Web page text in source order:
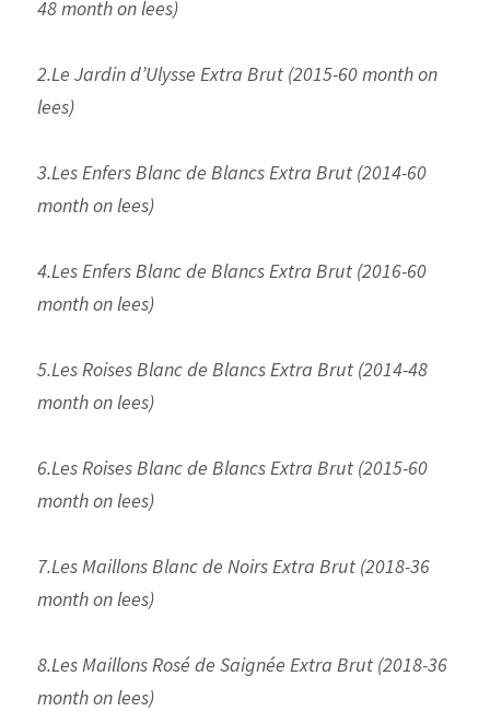
48 month on lees)
2.Le Jardin d’Ulysse Extra Brut (2015-60 month on
lees)
3.Les Enfers Blanc de Blancs Extra Brut (2014-60
month on lees)
4.Les Enfers Blanc de Blancs Extra Brut (2016-60
month on lees)
5.Les Roises Blanc de Blancs Extra Brut (2014-48
month on lees)
6.Les Roises Blanc de Blancs Extra Brut (2015-60
month on lees)
7.Les Maillons Blanc de Noirs Extra Brut (2018-36
month on lees)
8.Les Maillons Rosé de Saignée Extra Brut (2018-36
month on lees)